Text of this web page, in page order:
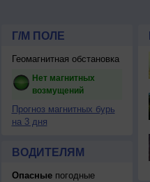
Г/М ПОЛЕ
Геомагнитная обстановка
Нет магнитных
возмущений
Прогноз магнитных бурь
на 3 дня
ВОДИТЕЛЯМ
Опасныепогодные